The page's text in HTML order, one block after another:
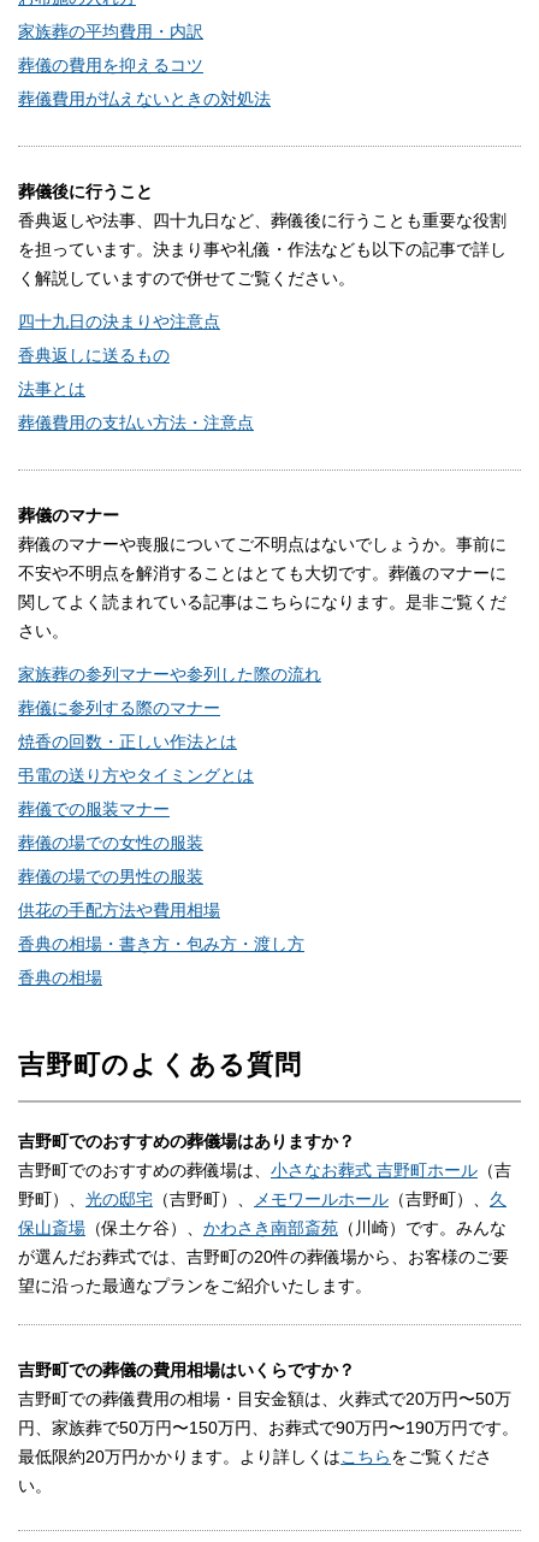
家族葬の平均費用・内訳
葬儀の費用を抑えるコツ
葬儀費用が払えないときの対処法
葬儀後に行うこと
香典返しや法事、四十九日など、葬儀後に行うことも重要な役割
を担っています。決まり事や礼儀・作法なども以下の記事で詳し
く解説していますので併せてご覧ください。
四十九日の決まりや注意点
香典返しに送るもの
法事とは
葬儀費用の支払い方法・注意点
葬儀のマナー
葬儀のマナーや喪服についてご不明点はないでしょうか。事前に
不安や不明点を解消することはとても大切です。葬儀のマナーに
関してよく読まれている記事はこちらになります。是非ご覧くだ
さい。
家族葬の参列マナーや参列した際の流れ
葬儀に参列する際のマナー
焼香の回数・正しい作法とは
弔電の送り方やタイミングとは
葬儀での服装マナー
葬儀の場での女性の服装
葬儀の場での男性の服装
供花の手配方法や費用相場
香典の相場・書き方・包み方・渡し方
香典の相場
吉野町のよくある質問
吉野町でのおすすめの葬儀場はありますか？
吉野町でのおすすめの葬儀場は、 小さなお葬式 吉野町ホール （吉
野町）、 光の邸宅 （吉野町）、 メモワールホール （吉野町）、 久
保山斎場 （保土ケ谷）、 かわさき南部斎苑 （川崎）です。みんな
が選んだお葬式では、吉野町の20件の葬儀場から、お客様のご要
望に沿った最適なプランをご紹介いたします。
吉野町での葬儀の費用相場はいくらですか？
吉野町での葬儀費用の相場・目安金額は、火葬式で20万円〜50万
円、家族葬で50万円〜150万円、お葬式で90万円〜190万円です。
最低限約20万円かかります。より詳しくはこちらをご覧くださ
い。